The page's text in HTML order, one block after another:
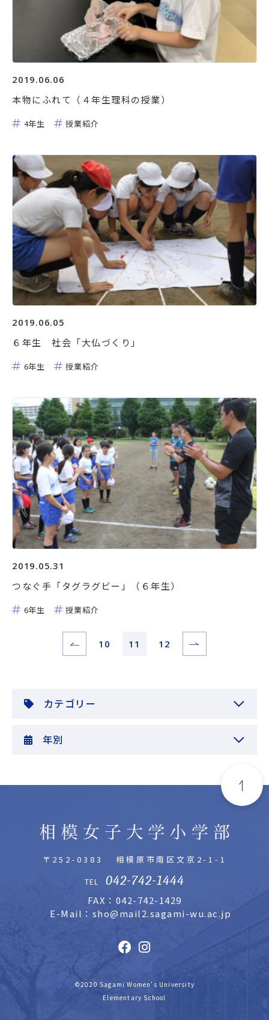
2019.06.06
本物にふれて（４年生理科の授業）
4年生 授業紹介
2019.06.05
６年生 社会「大仏づくり」
6年生 授業紹介
2019.05.31
つなぐ手「タグラグビー」（６年生）
6年生 授業紹介
10 11 12
カテゴリー
年別
〒252-0383 相模原市南区文京2-1-1
TEL 042-742-1444
FAX：042-742-1429
E-Mail：sho@mail2.sagami-wu.ac.jp
©2020 Sagami Women's University
Elementary School